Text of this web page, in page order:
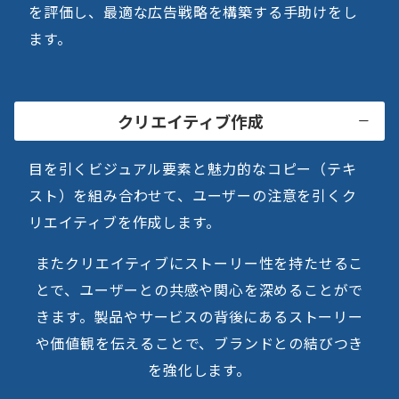
を評価し、最適な広告戦略を構築する手助けをし
ます。
クリエイティブ作成
目を引くビジュアル要素と魅力的なコピー（テキ
スト）を組み合わせて、ユーザーの注意を引くク
リエイティブを作成します。
またクリエイティブにストーリー性を持たせるこ
とで、ユーザーとの共感や関心を深めることがで
きます。製品やサービスの背後にあるストーリー
や価値観を伝えることで、ブランドとの結びつき
を強化します。